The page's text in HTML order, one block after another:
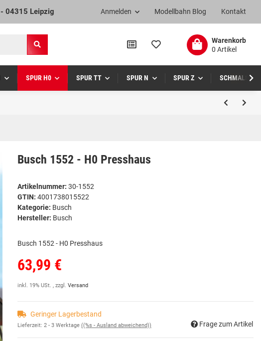
04315 Leipzig Kontakt
Modellbahn Blog
Anmelden
Warenkorb
0 Artikel
SPUR H0 SPUR TT SPUR N SPUR Z SCHMALSPUR
Busch 1552 - H0 Presshaus
Artikelnummer: 30-1552
GTIN: 4001738015522
Kategorie: Busch
Hersteller: Busch
Busch 1552 - H0 Presshaus
63,99 €
inkl. 19% USt. , zzgl. Versand
Geringer Lagerbestand
Lieferzeit: 2 - 3 Werktage ((%s - Ausland abweichend)) Frage zum Artikel